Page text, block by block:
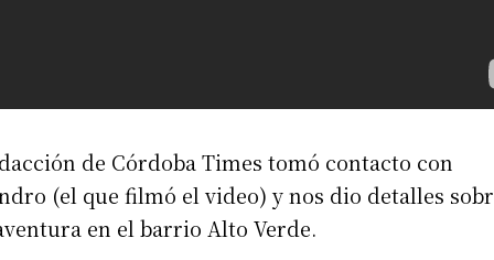
de Córdoba Times tomó contacto con
(el que filmó el video) y nos dio detalles
en el barrio Alto Verde.